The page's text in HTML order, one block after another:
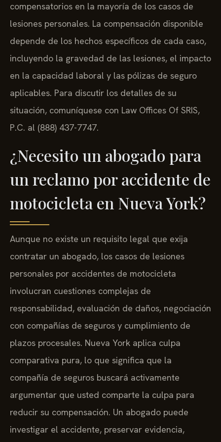
compensatorios en la mayoría de los casos de
lesiones personales. La compensación disponible
depende de los hechos específicos de cada caso,
incluyendo la gravedad de las lesiones, el impacto
en la capacidad laboral y las pólizas de seguro
aplicables. Para discutir los detalles de su
situación, comuníquese con Law Offices Of SRIS,
P.C. al (888) 437-7747.
¿Necesito un abogado para
un reclamo por accidente de
motocicleta en Nueva York?
Aunque no existe un requisito legal que exija
contratar un abogado, los casos de lesiones
personales por accidentes de motocicleta
involucran cuestiones complejas de
responsabilidad, evaluación de daños, negociación
con compañías de seguros y cumplimiento de
plazos procesales. Nueva York aplica culpa
comparativa pura, lo que significa que la
compañía de seguros buscará activamente
argumentar que usted comparte la culpa para
reducir su compensación. Un abogado puede
investigar el accidente, preservar evidencia,